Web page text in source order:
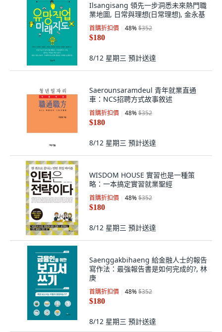
Ilsangisang 領先一步洞悉未來熱門職
業地圖, 日常與理想(日常理想), 金永基
首購折扣價 48%$352
$180
8/12 星期三 預計送達
Saerounsaramdeul 青年就業直通
車：NCS招聘方式故事敘述
首購折扣價 48%$352
$180
8/12 星期三 預計送達
WISDOM HOUSE 實習也是一種策
略：一本搞定實習就業聖經
首購折扣價 48%$352
$180
8/12 星期三 預計送達
Saenggakbihaeng 給金融人士的報告
寫作法：最強報告書是如何完成的?, 林
庚
首購折扣價 48%$352
$180
8/12 星期三 預計送達